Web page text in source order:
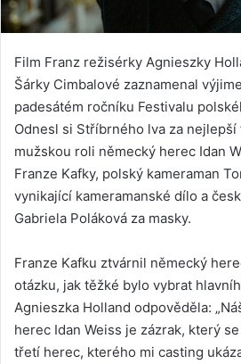
Film Franz režisérky Agnieszky
Šárky Cimbalové zaznamenal
padesátém ročníku Festivalu
Odnesl si Stříbrného lva za
mužskou roli německý herec Idan
Franze Kafky, polský kameraman
vynikající kameramanské dílo a
Gabriela Poláková za masky.
Franze Kafku ztvárnil německý
otázku, jak těžké bylo vybrat
Agnieszka Holland odpověděla:
herec Idan Weiss je zázrak, který
třetí herec, kterého mi casting